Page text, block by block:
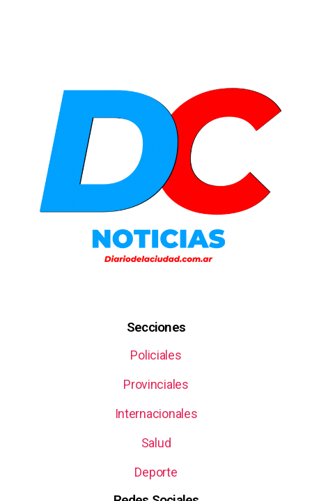
Secciones
Policiales
Provinciales
Internacionales
Salud
Deporte